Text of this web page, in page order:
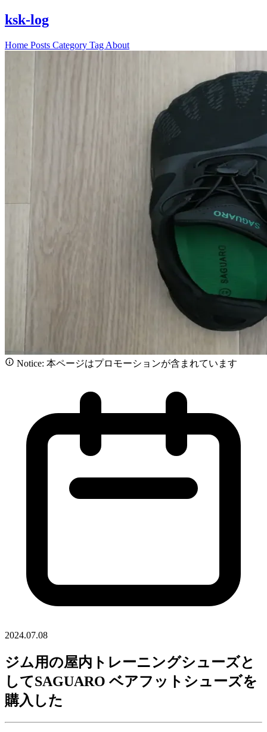
ksk-log
Home Posts Category Tag About
Notice: 本ページはプロモーションが含まれています
2024.07.08
ジム用の屋内トレーニングシューズと
してSAGUARO ベアフットシューズを
購入した